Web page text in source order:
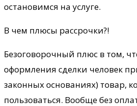
остановимся на услуге.
В чем плюсы рассрочки?!
Безоговорочный плюс в том,
оформления сделки человек
законных основаниях) товар,
пользоваться. Вообще без